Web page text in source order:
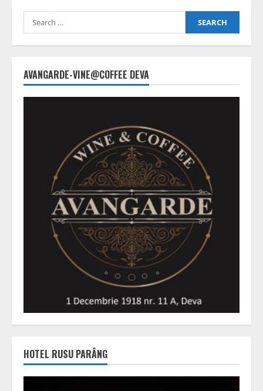
legislativă
pensionarilor
Search
for:
AVANGARDE-VINE@COFFEE DEVA
HOTEL RUSU PARÂNG